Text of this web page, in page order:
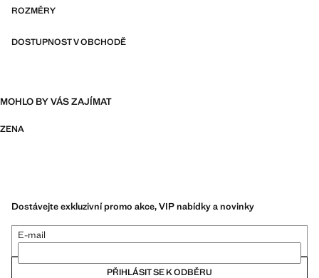
ROZMĚRY
DOSTUPNOST V OBCHODĚ
MOHLO BY VÁS ZAJÍMAT
ZENA
Dostávejte exkluzivní promo akce, VIP nabídky a novinky
E-mail
PŘIHLÁSIT SE K ODBĚRU